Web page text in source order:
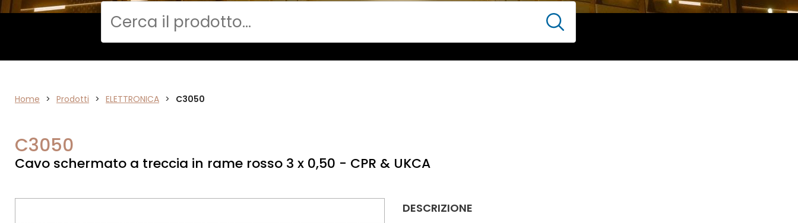
DATA
NETWORK
Cerca
Home > Prodotti > ELETTRONICA > C3050
C3050
Cavo schermato a treccia in rame rosso 3 x 0,50 - CPR & UKCA
DESCRIZIONE